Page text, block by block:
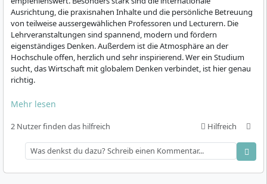
Ethik und interkulturellem Austausch fokussiert ist.
Vernetzung mit Wirtschaft und Gesellschaft
Die Karlshochschule arbeitet eng mit Unternehmen
und zivilgesellschaftlichen Organisationen zusammen.
Studierende reale Unternehmensaufgaben. Die
Interkulturelle Begegnungen e.V., den United World
Colleges (UWC) sowie Fridays for Future Karlsruhe und
ist Teil des Aktionsbündnis Klimaschutz Karlsruhe, das
Ausrichtung, die praxisnahen Inhalte und die persönliche Betreuung
von teilweise aussergewählichen Professoren und Lecturern. Die
Lehrveranstaltungen sind spannend, modern und fördern
eigenständiges Denken. Außerdem ist die Atmosphäre an der
Hochschule offen, herzlich und sehr inspirierend. Wer ein Studium
sucht, das Wirtschaft mit globalem Denken verbindet, ist hier genau
richtig.
Mehr lesen
2 Nutzer finden das hilfreich Hilfreich